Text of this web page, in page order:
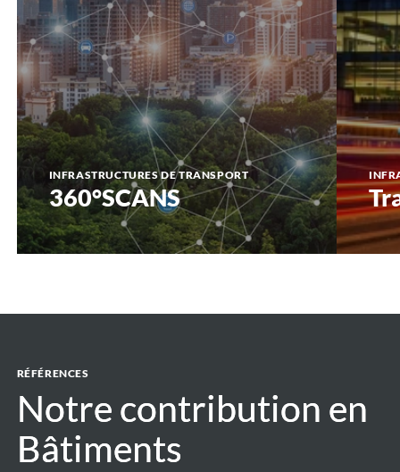
INFRASTRUCTURES DE TRANSPORT
360°SCANS
RÉFÉRENCES
Notre contribution en
Bâtiments
Notre contribution en
Bâtiments